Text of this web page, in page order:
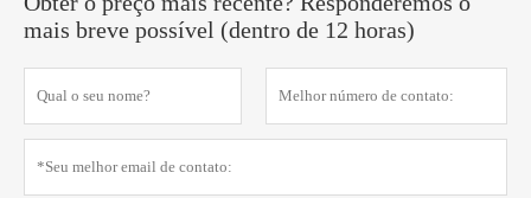
mais breve possível (dentro de 12 horas)